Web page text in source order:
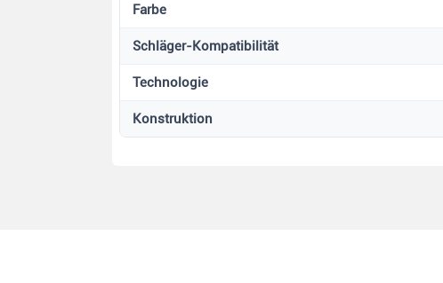
Farbe
Schläger-Kompatibilität
Technologie
Konstruktion